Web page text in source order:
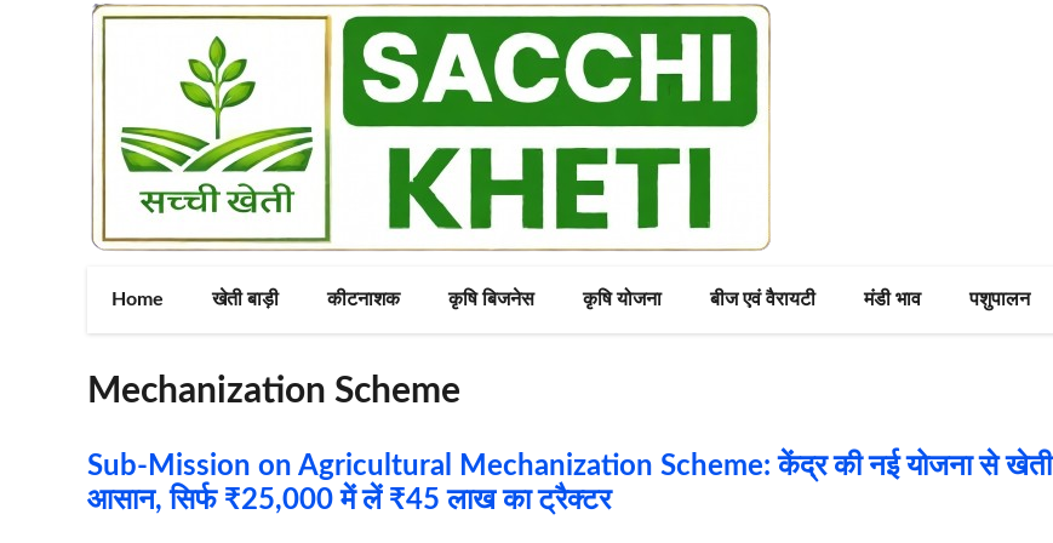
Home खेती बाड़ी कीटनाशक कृषि बिजनेस कृषि योजना बीज एवं वैरायटी मंडी भाव पशुपालन
Mechanization Scheme
Sub-Mission on Agricultural Mechanization Scheme: केंद्र की नई योजना से खेती
आसान, सिर्फ ₹25,000 में लें ₹45 लाख का ट्रैक्टर